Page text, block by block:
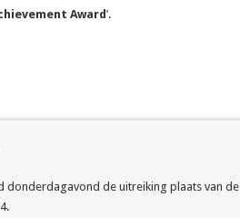
Award’.
donderdagavond de uitreiking plaats van de